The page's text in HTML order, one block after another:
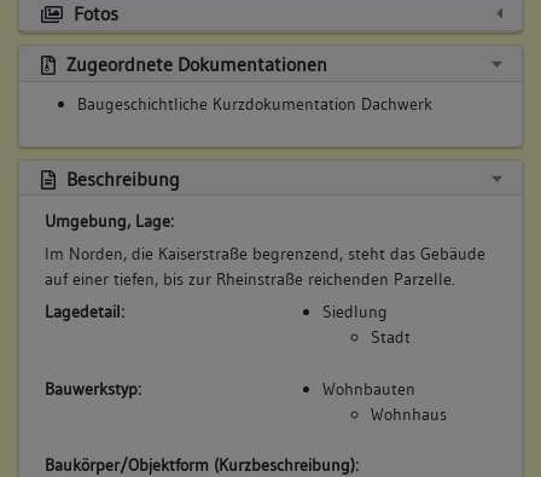
Fotos
Zugeordnete Dokumentationen
Baugeschichtliche Kurzdokumentation Dachwerk
Beschreibung
Umgebung, Lage:
Im Norden, die Kaiserstraße begrenzend, steht das Gebäude
auf einer tiefen, bis zur Rheinstraße reichenden Parzelle.
Lagedetail:
Siedlung
Stadt
Bauwerkstyp:
Wohnbauten
Wohnhaus
Baukörper/Objektform (Kurzbeschreibung):